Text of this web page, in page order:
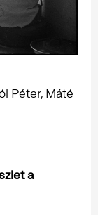
Péter, Máté
a